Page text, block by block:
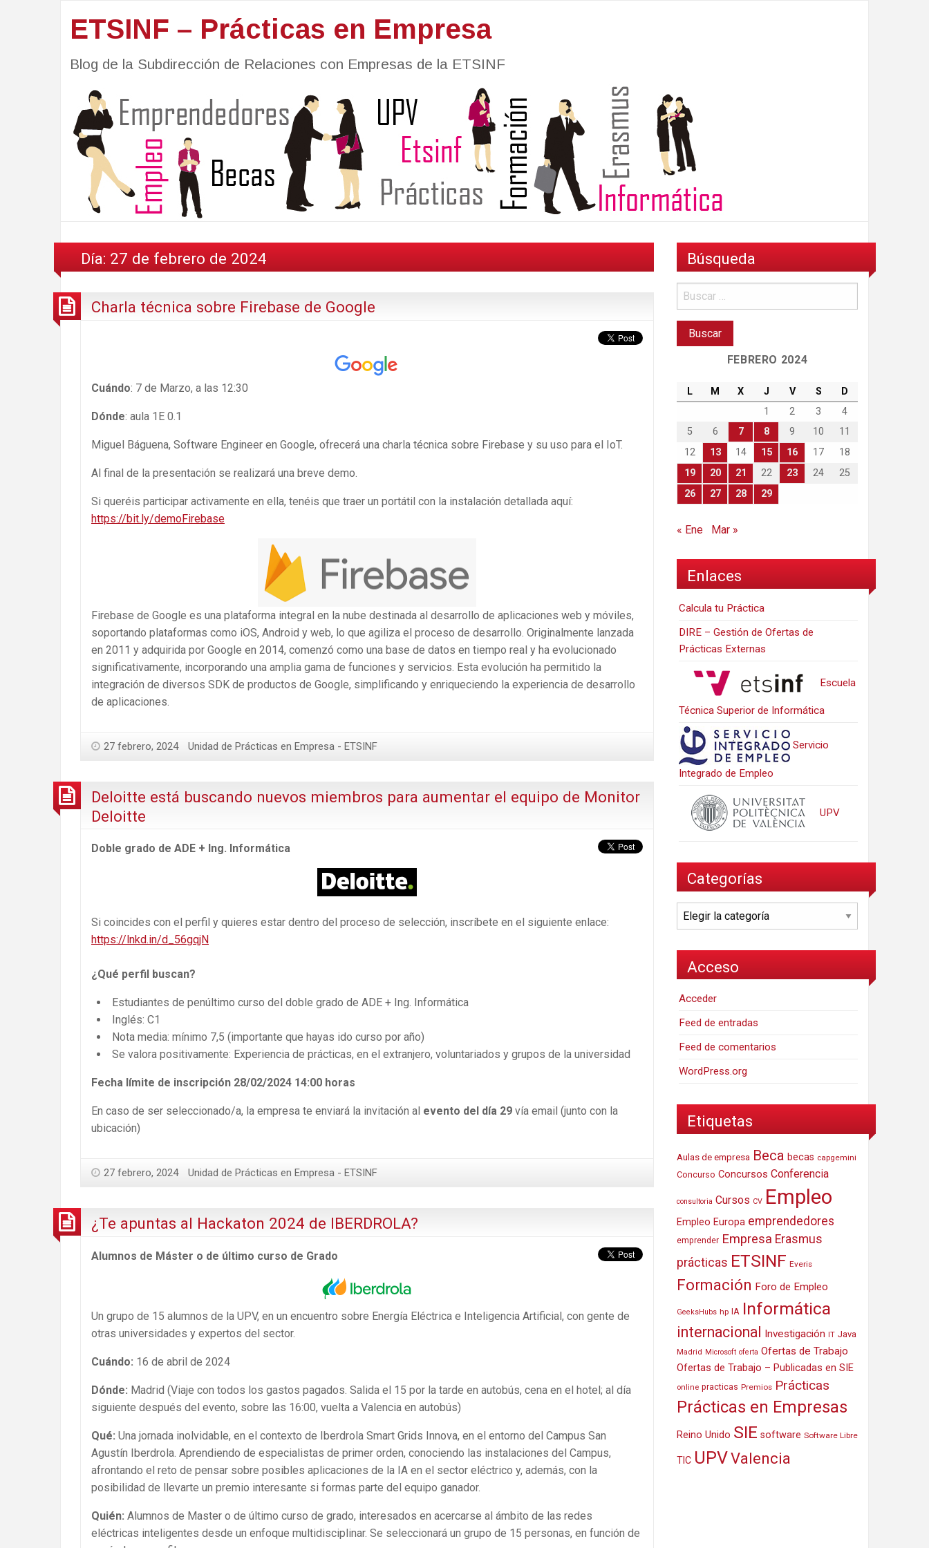
ETSINF – Prácticas en Empresa
Blog de la Subdirección de Relaciones con Empresas de la ETSINF
Día: 27 de febrero de 2024
Charla técnica sobre Firebase de Google
Cuándo: 7 de Marzo, a las 12:30
Dónde: aula 1E 0.1
Miguel Báguena, Software Engineer en Google, ofrecerá una charla técnica sobre Firebase y su uso para el IoT.
Al final de la presentación se realizará una breve demo.
Si queréis participar activamente en ella, tenéis que traer un portátil con la instalación detallada aquí:
https://bit.ly/demoFirebase
Firebase de Google es una plataforma integral en la nube destinada al desarrollo de aplicaciones web y móviles,
soportando plataformas como iOS, Android y web, lo que agiliza el proceso de desarrollo. Originalmente lanzada
en 2011 y adquirida por Google en 2014, comenzó como una base de datos en tiempo real y ha evolucionado
significativamente, incorporando una amplia gama de funciones y servicios. Esta evolución ha permitido la
integración de diversos SDK de productos de Google, simplificando y enriqueciendo la experiencia de desarrollo
de aplicaciones.
27 febrero, 2024 Unidad de Prácticas en Empresa - ETSINF
Deloitte está buscando nuevos miembros para aumentar el equipo de Monitor
Deloitte
Doble grado de ADE + Ing. Informática
Si coincides con el perfil y quieres estar dentro del proceso de selección, inscríbete en el siguiente enlace:
https://lnkd.in/d_56gqjN
¿Qué perfil buscan?
Estudiantes de penúltimo curso del doble grado de ADE + Ing. Informática
Inglés: C1
Nota media: mínimo 7,5 (importante que hayas ido curso por año)
Se valora positivamente: Experiencia de prácticas, en el extranjero, voluntariados y grupos de la universidad
Fecha límite de inscripción 28/02/2024 14:00 horas
En caso de ser seleccionado/a, la empresa te enviará la invitación al evento del día 29 vía email (junto con la
ubicación)
27 febrero, 2024 Unidad de Prácticas en Empresa - ETSINF
¿Te apuntas al Hackaton 2024 de IBERDROLA?
Alumnos de Máster o de último curso de Grado
Un grupo de 15 alumnos de la UPV, en un encuentro sobre Energía Eléctrica e Inteligencia Artificial, con gente de
otras universidades y expertos del sector.
Cuándo: 16 de abril de 2024
Dónde: Madrid (Viaje con todos los gastos pagados. Salida el 15 por la tarde en autobús, cena en el hotel; al día
siguiente después del evento, sobre las 16:00, vuelta a Valencia en autobús)
Qué: Una jornada inolvidable, en el contexto de Iberdrola Smart Grids Innova, en el entorno del Campus San
Agustín Iberdrola. Aprendiendo de especialistas de primer orden, conociendo las instalaciones del Campus,
afrontando el reto de pensar sobre posibles aplicaciones de la IA en el sector eléctrico y, además, con la
posibilidad de llevarte un premio interesante si formas parte del equipo ganador.
Quién: Alumnos de Master o de último curso de grado, interesados en acercarse al ámbito de las redes
eléctricas inteligentes desde un enfoque multidisciplinar. Se seleccionará un grupo de 15 personas, en función de
Búsqueda
FEBRERO 2024
L M X J V S
D
1
2 3
4
5
6 7 8 9 10
11
12
13 14 15 16 17
18
19
20 21 22 23 24
25
26
27 28 29
« Ene Mar »
Enlaces
Calcula tu Práctica
DIRE – Gestión de Ofertas de
Prácticas Externas
Escuela
Técnica Superior de Informática
Servicio
Integrado de Empleo
UPV
Categorías
Categorías
Acceso
Acceder
Feed de entradas
Feed de comentarios
WordPress.org
Etiquetas
Aulas de empresa Beca becas capgemini
Concurso Concursos Conferencia
consultoria Cursos CV Empleo
Empleo Europa emprendedores
emprender Empresa Erasmus
prácticas ETSINF Everis
Formación Foro de Empleo
GeeksHubs hp IA Informática
internacional Investigación IT Java
Madrid Microsoft oferta Ofertas de Trabajo
Ofertas de Trabajo – Publicadas en SIE
online practicas Premios Prácticas
Prácticas en Empresas
Reino Unido SIE software Software Libre
TIC UPVValencia